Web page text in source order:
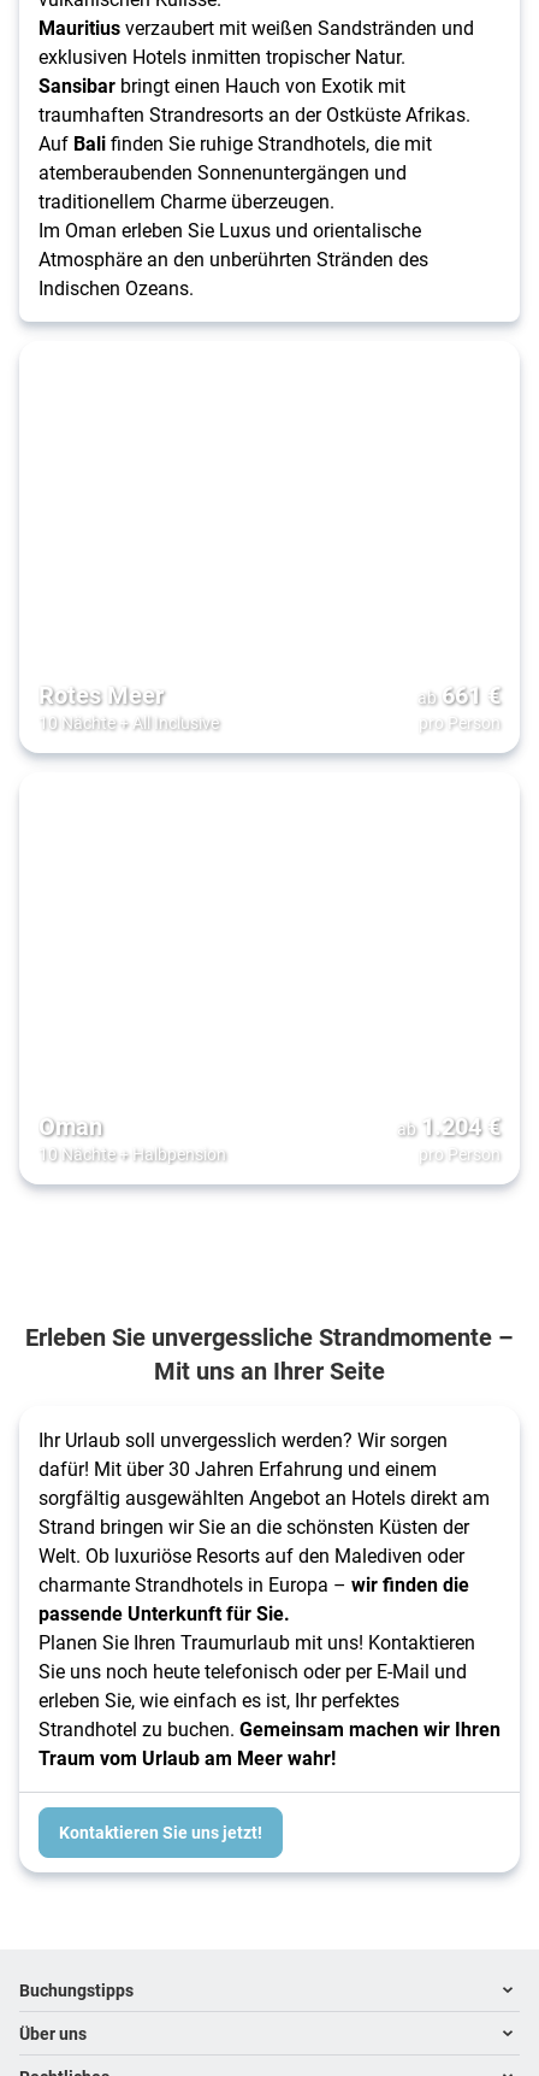
Mauritiusverzaubert mit weißen Sandstränden und
exklusiven Hotels inmitten tropischer Natur.
Sansibar bringt einen Hauch von Exotik mit
traumhaften Strandresorts an der Ostküste Afrikas.
Auf Balifinden Sie ruhige Strandhotels, die mit
atemberaubenden Sonnenuntergängen und
traditionellem Charme überzeugen.
Im Oman erleben Sie Luxus und orientalische
Atmosphäre an den unberührten Stränden des
Indischen Ozeans.
Rotes Meer
10 Nächte+ All Inclusive
ab 661 €
pro Person
Oman
10 Nächte+ Halbpension
ab 1.204€
pro Person
Erleben Sie unvergessliche Strandmomente –
Mit uns an Ihrer Seite
Ihr Urlaub soll unvergesslich werden? Wir sorgen
dafür! Mit über 30 Jahren Erfahrung und einem
sorgfältig ausgewählten Angebot an Hotels direkt am
Strand bringen wir Sie an die schönsten Küsten der
Welt. Ob luxuriöse Resorts auf den Malediven oder
charmante Strandhotels in Europa – wir finden die
passende Unterkunft für Sie.
Planen Sie Ihren Traumurlaub mit uns! Kontaktieren
Sie uns noch heute telefonisch oder per E-Mail und
erleben Sie, wie einfach es ist, Ihr perfektes
Strandhotel zu buchen. Gemeinsam machen wir Ihren
Traum vom Urlaub am Meer wahr!
Kontaktieren Sie uns jetzt!
Footer navigation
Buchungstipps
Hoteltipps
Reisewelten
Über uns